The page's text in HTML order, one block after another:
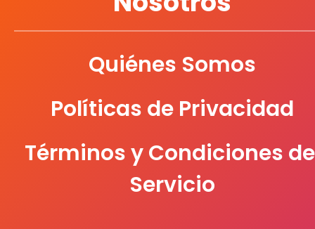
Quiénes Somos
Políticas de Privacidad
Términos y Condiciones
Servicio